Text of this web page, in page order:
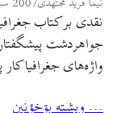
نقدی بر کتاب
جواهردشت
واژه‌های جغرافیا
… ويشته بۊخؤنين